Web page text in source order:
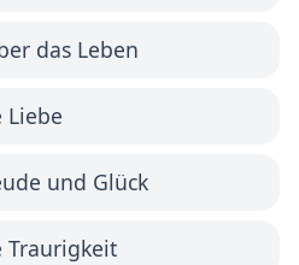
das Leben
Liebe
und Glück
Traurigkeit